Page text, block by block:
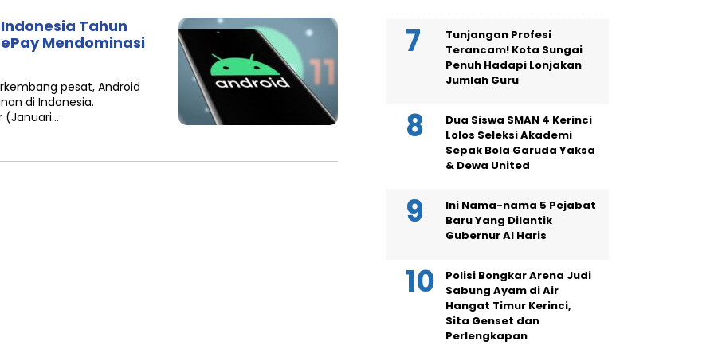
Tahun
Mendominasi
pesat, Android
di Indonesia.
(Januari…
Tunjangan Profesi
Terancam! Kota Sungai
Penuh Hadapi Lonjakan
Jumlah Guru
Dua Siswa SMAN 4 Kerinci
Lolos Seleksi Akademi
Sepak Bola Garuda Yaksa
& Dewa United
Ini Nama-nama 5 Pejabat
Baru Yang Dilantik
Gubernur Al Haris
Polisi Bongkar Arena Judi
Sabung Ayam di Air
Hangat Timur Kerinci,
Sita Genset dan
Perlengkapan